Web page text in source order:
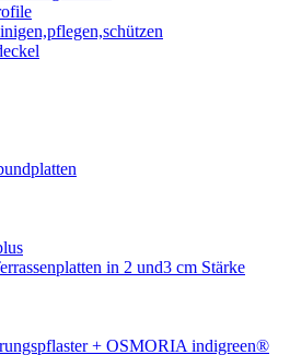
in 2 und3 cm Stärke
+ OSMORIA indigreen®